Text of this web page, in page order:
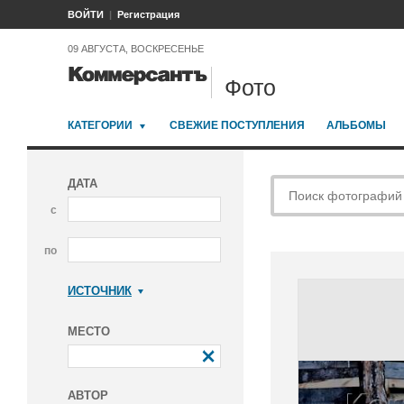
ВОЙТИ Регистрация
09 АВГУСТА, ВОСКРЕСЕНЬЕ
Фото
КАТЕГОРИИ СВЕЖИЕ ПОСТУПЛЕНИЯ АЛЬБОМЫ
ДАТА
с
по
ИСТОЧНИК
МЕСТО
АВТОР